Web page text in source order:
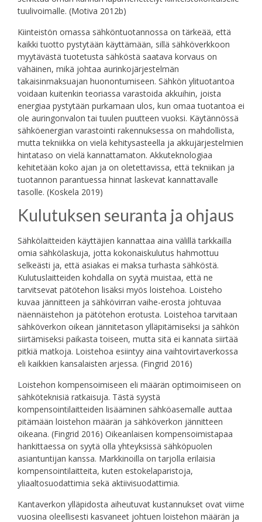
tuulivoimalle. (Motiva 2012b)
Kiinteistön omassa sähköntuotannossa on tärkeää, että
kaikki tuotto pystytään käyttämään, sillä sähköverkkoon
myytävästä tuotetusta sähköstä saatava korvaus on
vähäinen, mikä johtaa aurinkojärjestelmän
takaisinmaksuajan huonontumiseen. Sähkön ylituotantoa
voidaan kuitenkin teoriassa varastoida akkuihin, joista
energiaa pystytään purkamaan ulos, kun omaa tuotantoa ei
ole auringonvalon tai tuulen puutteen vuoksi. Käytännössä
sähköenergian varastointi rakennuksessa on mahdollista,
mutta tekniikka on vielä kehitysasteella ja akkujärjestelmien
hintataso on vielä kannattamaton. Akkuteknologiaa
kehitetään koko ajan ja on oletettavissa, että tekniikan ja
tuotannon parantuessa hinnat laskevat kannattavalle
tasolle. (Koskela 2019)
Kulutuksen seuranta ja ohjaus
Sähkölaitteiden käyttäjien kannattaa aina välillä tarkkailla
omia sähkölaskuja, jotta kokonaiskulutus hahmottuu
selkeästi ja, että asiakas ei maksa turhasta sähköstä.
Kulutuslaitteiden kohdalla on syytä muistaa, että ne
tarvitsevat pätötehon lisäksi myös loistehoa. Loisteho
kuvaa jännitteen ja sähkövirran vaihe-erosta johtuvaa
näennäistehon ja pätötehon erotusta. Loistehoa tarvitaan
sähköverkon oikean jännitetason ylläpitämiseksi ja sähkön
siirtämiseksi paikasta toiseen, mutta sitä ei kannata siirtää
pitkiä matkoja. Loistehoa esiintyy aina vaihtovirtaverkossa
eli kaikkien kansalaisten arjessa. (Fingrid 2016)
Loistehon kompensoimiseen eli määrän optimoimiseen on
sähköteknisiä ratkaisuja. Tästä syystä
kompensointilaitteiden lisääminen sähköasemalle auttaa
pitämään loistehon määrän ja sähköverkon jännitteen
oikeana. (Fingrid 2016) Oikeanlaisen kompensoimistapaa
hankittaessa on syytä olla yhteyksissä sähköpuolen
asiantuntijan kanssa. Markkinoilla on tarjolla erilaisia
kompensointilaitteita, kuten estokelaparistoja,
yliaaltosuodattimia sekä aktiivisuodattimia.
Kantaverkon ylläpidosta aiheutuvat kustannukset ovat viime
vuosina oleellisesti kasvaneet johtuen loistehon määrän ja